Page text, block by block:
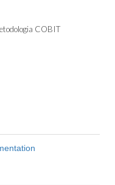
COBIT